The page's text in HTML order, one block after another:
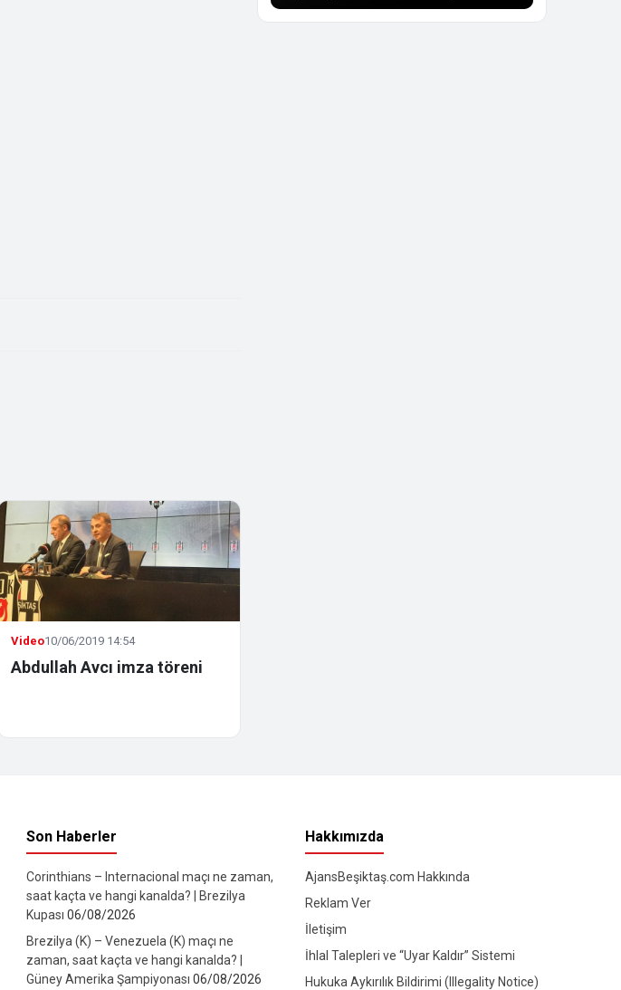
Video10/06/2019 14:54
Abdullah Avcı imza töreni
Son Haberler
Corinthians – Internacional maçı ne zaman,
saat kaçta ve hangi kanalda? | Brezilya
Kupası 06/08/2026
Brezilya (K) – Venezuela (K) maçı ne
zaman, saat kaçta ve hangi kanalda? |
Güney Amerika Şampiyonası 06/08/2026
Hakkımızda
AjansBeşiktaş.com Hakkında
Reklam Ver
İletişim
İhlal Talepleri ve “Uyar Kaldır” Sistemi
Hukuka Aykırılık Bildirimi (Illegality Notice)